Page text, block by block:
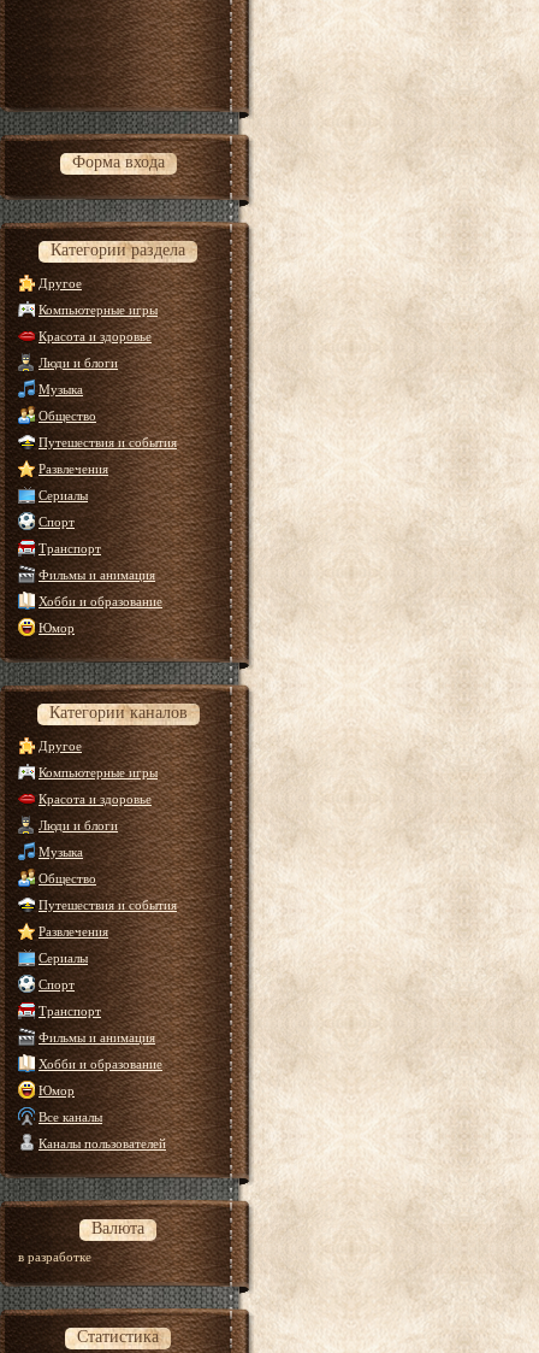
Форма входа
Категории раздела
Другое
Компьютерные игры
Красота и здоровье
Люди и блоги
Музыка
Общество
Путешествия и события
Развлечения
Сериалы
Спорт
Транспорт
Фильмы и анимация
Хобби и образование
Юмор
Категории каналов
Другое
Компьютерные игры
Красота и здоровье
Люди и блоги
Музыка
Общество
Путешествия и события
Развлечения
Сериалы
Спорт
Транспорт
Фильмы и анимация
Хобби и образование
Юмор
Все каналы
Каналы пользователей
Валюта
в разработке
Статистика